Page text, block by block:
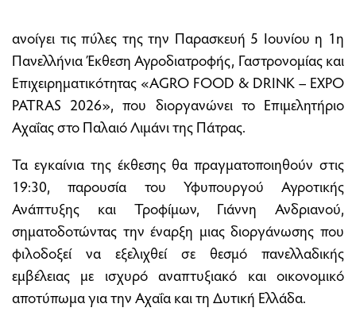
ανοίγει τις πύλες της την Παρασκευή 5 Ιουνίου η 1η
Πανελλήνια Έκθεση Αγροδιατροφής, Γαστρονομίας και
Επιχειρηματικότητας «AGRO FOOD & DRINK – EXPO
PATRAS 2026», που διοργανώνει το Επιμελητήριο
Αχαΐας στο Παλαιό Λιμάνι της Πάτρας.
Τα εγκαίνια της έκθεσης θα πραγματοποιηθούν στις
19:30, παρουσία του Υφυπουργού Αγροτικής
Ανάπτυξης και Τροφίμων, Γιάννη Ανδριανού,
σηματοδοτώντας την έναρξη μιας διοργάνωσης που
φιλοδοξεί να εξελιχθεί σε θεσμό πανελλαδικής
εμβέλειας με ισχυρό αναπτυξιακό και οικονομικό
αποτύπωμα για την Αχαΐα και τη Δυτική Ελλάδα.